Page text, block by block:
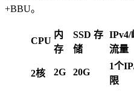
+BBU。
CPU
内
存
SSD 存
储
IPv4/
流量
2核 2G 20G
1个
限